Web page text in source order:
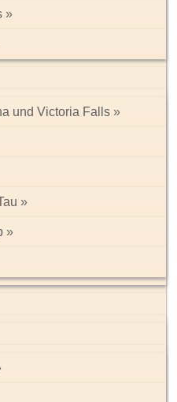
und Victoria Falls